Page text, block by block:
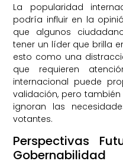
La popularidad
podría influir en la
que algunos
tener un líder que brilla
esto como una
que requieren
internacional puede
validación, pero
ignoran las
votantes.
Perspectivas
Gobernabilidad